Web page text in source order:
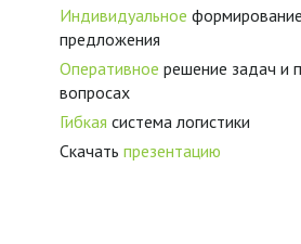
Индивидуальное
предложения
Оперативное решение задач и
вопросах
Гибкая система логистики
Скачать презентацию